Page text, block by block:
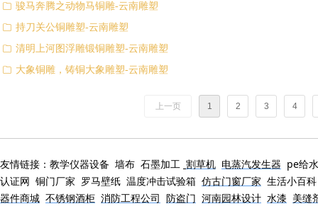
ꁥ 骏马奔腾之动物马铜雕-云南雕塑
ꁥ 持刀关公铜雕塑-云南雕塑
ꁥ 清明上河图浮雕锻铜雕塑-云南雕塑
ꁥ 大象铜雕，铸铜大象雕塑-云南雕塑
上一页 1 2 3 4
友情链接：教学仪器设备 墙布 石墨加工 割草机 电蒸汽发生器 pe给
认证网 铜门厂家 罗马壁纸 温度冲击试验箱 仿古门窗厂家 生活小百
器件商城 不锈钢酒柜 消防工程公司 防盗门 河南园林设计 水漆 美缝